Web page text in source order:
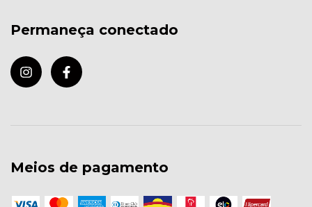
Permaneça conectado
Meios de pagamento